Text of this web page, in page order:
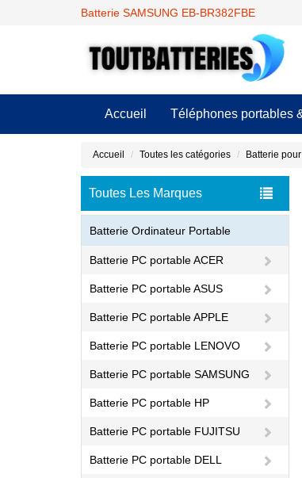
Batterie SAMSUNG EB-BR382FBE
Accueil Téléphones portables
Accueil Toutes les catégories Batterie
Toutes Les Marques
Batterie Ordinateur Portable
Batterie PC portable ACER
Batterie PC portable ASUS
Batterie PC portable APPLE
Batterie PC portable LENOVO
Batterie PC portable SAMSUNG
Batterie PC portable HP
Batterie PC portable FUJITSU
Batterie PC portable DELL